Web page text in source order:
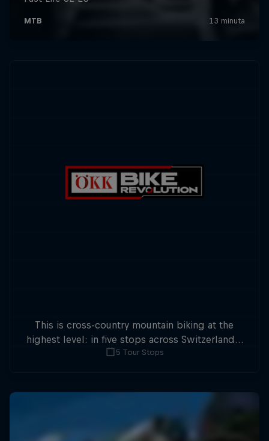
This is cross-country mountain biking at the
highest level: in five stops across Switzerland a
field of international athletes will race for the
5 Tour Stops